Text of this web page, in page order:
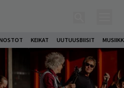
KEIKAT UUTUUSBIISIT